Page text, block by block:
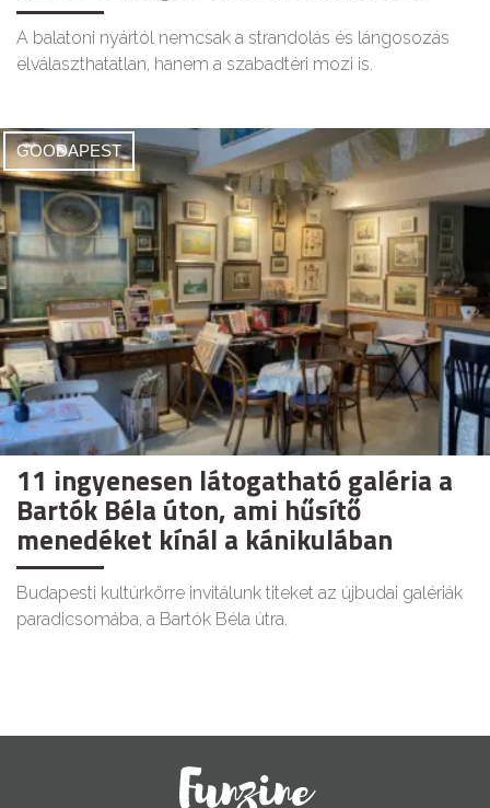
A balatoni nyártól nemcsak a strandolás és lángosozás
elválaszthatatlan, hanem a szabadtéri mozi is.
GOODAPEST
11 ingyenesen látogatható galéria a
Bartók Béla úton, ami hűsítő
menedéket kínál a kánikulában
Budapesti kultúrkörre invitálunk titeket az újbudai galériák
paradicsomába, a Bartók Béla útra.